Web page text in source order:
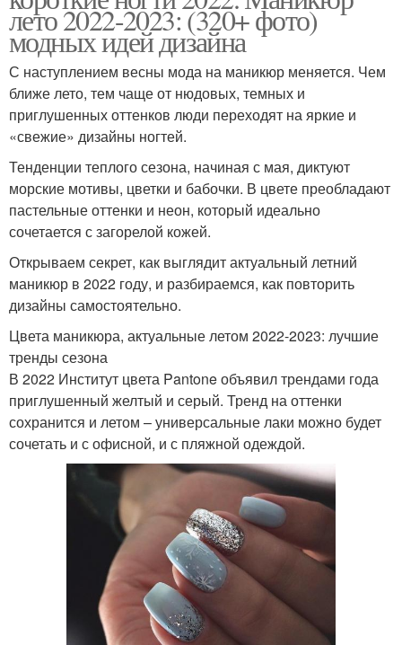
лето 2022-2023: (320+ фото)
модных идей дизайна
С наступлением весны мода на маникюр меняется. Чем
ближе лето, тем чаще от нюдовых, темных и
приглушенных оттенков люди переходят на яркие и
«свежие» дизайны ногтей.
Тенденции теплого сезона, начиная с мая, диктуют
морские мотивы, цветки и бабочки. В цвете преобладают
пастельные оттенки и неон, который идеально
сочетается с загорелой кожей.
Открываем секрет, как выглядит актуальный летний
маникюр в 2022 году, и разбираемся, как повторить
дизайны самостоятельно.
Цвета маникюра, актуальные летом 2022-2023: лучшие
тренды сезона
В 2022 Институт цвета Pantone объявил трендами года
приглушенный желтый и серый. Тренд на оттенки
сохранится и летом – универсальные лаки можно будет
сочетать и с офисной, и с пляжной одеждой.